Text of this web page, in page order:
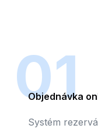
01
Objednávka
Systém